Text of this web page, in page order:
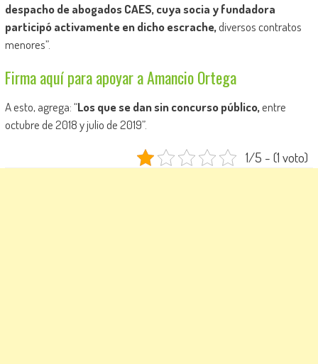
despacho de abogados CAES, cuya socia y fundadora
participó activamente en dicho escrache,diversos contratos
menores”.
Firma aquí para apoyar a Amancio Ortega
A esto, agrega: “Los que se dan sin concurso público,entre
octubre de 2018 y julio de 2019”.
1/5 - (1 voto)